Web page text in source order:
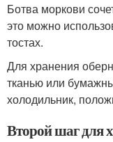
Ботва моркови
это можно
тостах.
Для хранения
тканью или
холодильник,
Второй шаг для